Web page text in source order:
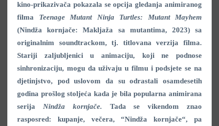
kino-prikazivača pokazala se opcija gledanja animiranog
filma Teenage Mutant Ninja Turtles: Mutant Mayhem
(Nindža kornjače: Makljaža sa mutantima, 2023) sa
originalnim soundtrackom, tj. titlovana verzija filma.
Stariji zaljubljenici u animaciju, koji ne podnose
sinhronizaciju, mogu da uživaju u filmu i podsjete se na
djetinjstvo, pod uslovom da su odrastali osamdesetih
godina prošlog stoljeća kada je bila popularna animirana
serija Nindža kornjače. Tada se vikendom znao
rasposred: kupanje, večera, “Nindža kornjače“, pa